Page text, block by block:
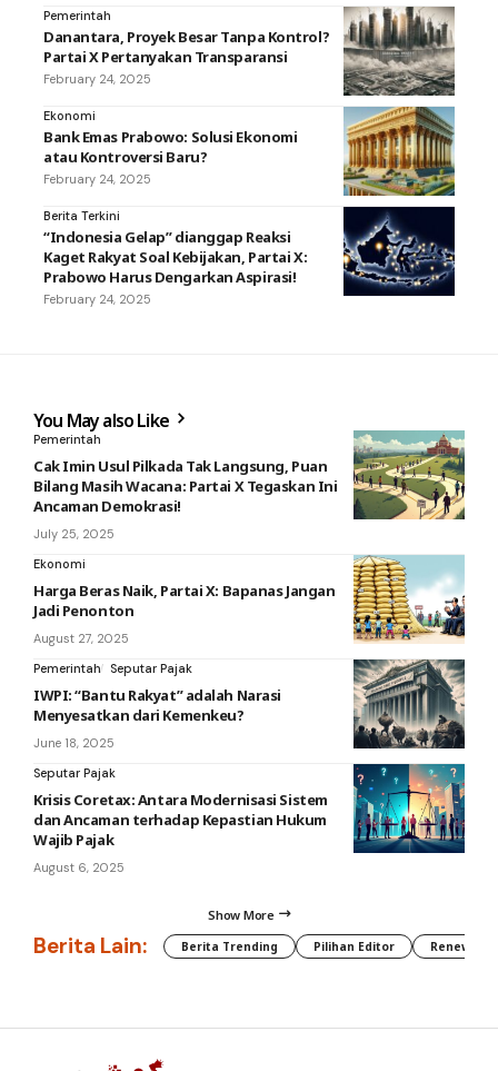
Pemerintah
Danantara, Proyek Besar Tanpa Kontrol?
Partai X Pertanyakan Transparansi
February 24, 2025
Ekonomi
Bank Emas Prabowo: Solusi Ekonomi
atau Kontroversi Baru?
February 24, 2025
Berita Terkini
“Indonesia Gelap” dianggap Reaksi
Kaget Rakyat Soal Kebijakan, Partai X:
Prabowo Harus Dengarkan Aspirasi!
February 24, 2025
You May also Like
Pemerintah
Cak Imin Usul Pilkada Tak Langsung, Puan
Bilang Masih Wacana: Partai X Tegaskan Ini
Ancaman Demokrasi!
July 25, 2025
Ekonomi
Harga Beras Naik, Partai X: Bapanas Jangan
Jadi Penonton
August 27, 2025
Pemerintah
Seputar Pajak
IWPI: “Bantu Rakyat” adalah Narasi
Menyesatkan dari Kemenkeu?
June 18, 2025
Seputar Pajak
Krisis Coretax: Antara Modernisasi Sistem
dan Ancaman terhadap Kepastian Hukum
Wajib Pajak
August 6, 2025
Show More
Berita Lain: Berita Trending Pilihan Editor